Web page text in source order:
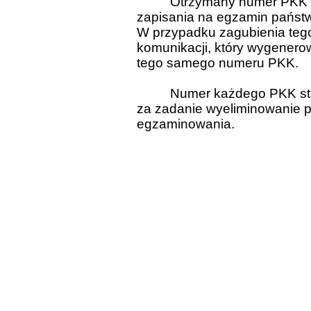
zapisania na egzamin
W przypadku zagubienia
komunikacji, który
tego samego numeru PKK.
Numer każdego PKK
za zadanie wyeliminowanie
egzaminowania.